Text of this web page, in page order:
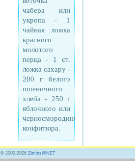
чабера или
укропа - 1
чайная ложка
красного
молотого
перца - 1 cт.
ложка сахару -
200 г белого
пшеничного
хлеба - 250 г
яблочного или
черносмородинового
конфитюра.
© 2000-2026 Zimins@NET